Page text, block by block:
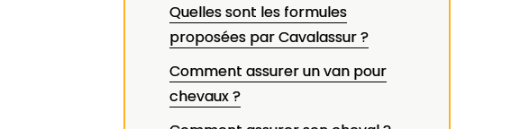
Quelles sont les formules
proposées par Cavalassur ?
Comment assurer un van pour
chevaux ?